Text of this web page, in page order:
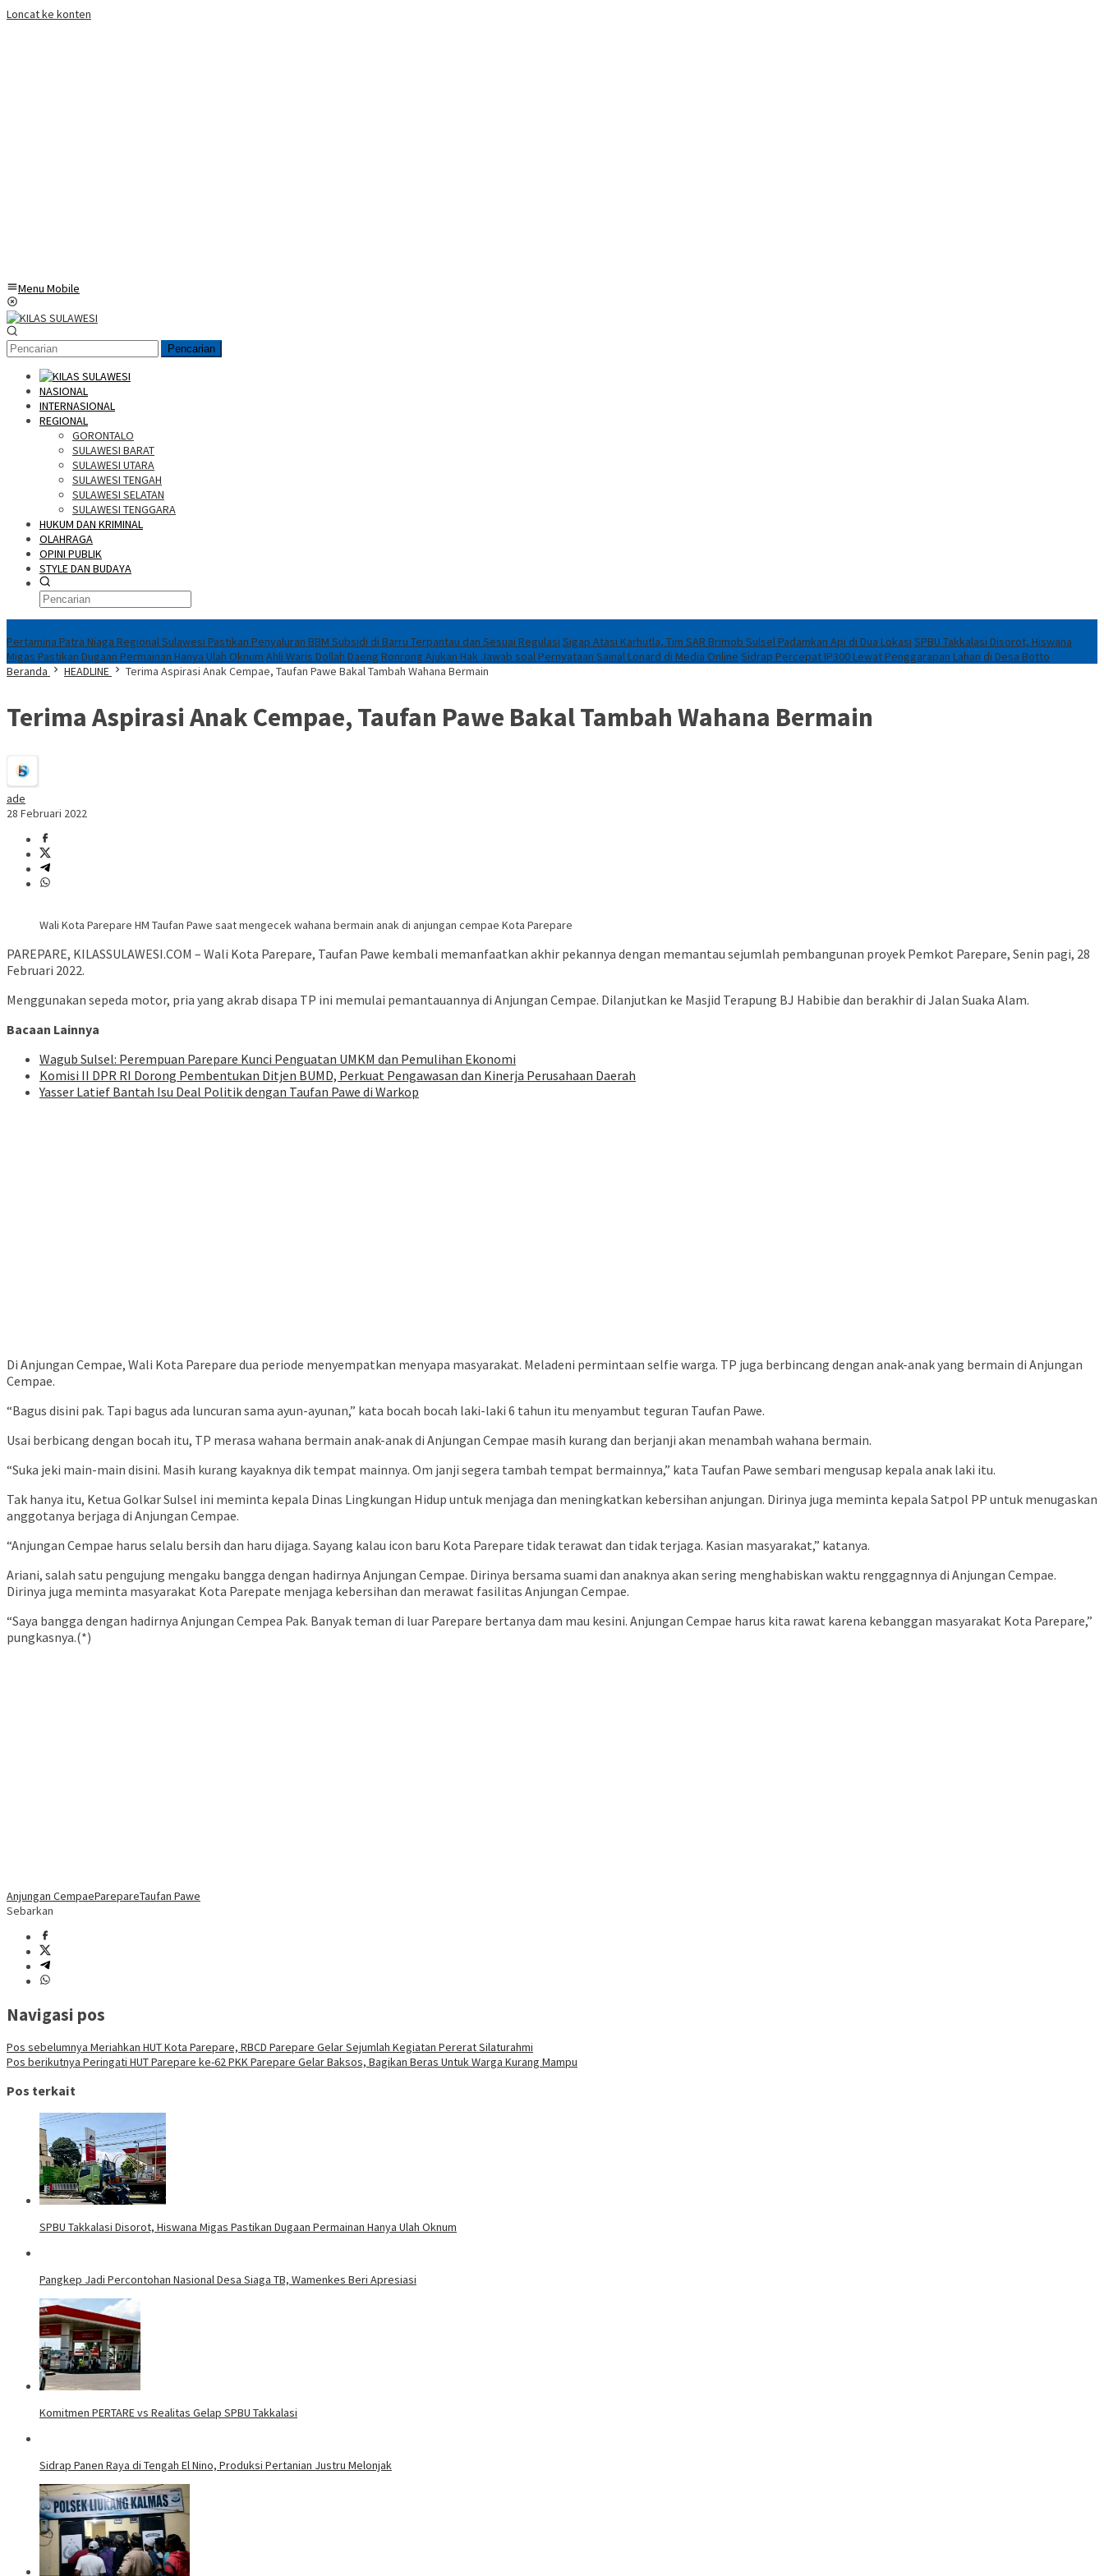
Loncat ke konten
Menu Mobile
Pencarian
NASIONAL
INTERNASIONAL
REGIONAL
GORONTALO
SULAWESI BARAT
SULAWESI UTARA
SULAWESI TENGAH
SULAWESI SELATAN
SULAWESI TENGGARA
HUKUM DAN KRIMINAL
OLAHRAGA
OPINI PUBLIK
STYLE DAN BUDAYA
Pertamina Patra Niaga Regional Sulawesi Pastikan Penyaluran BBM Subsidi di Barru Terpantau dan Sesuai Regulasi Sigap Atasi Karhutla, Tim SAR Brimob Sulsel Padamkan Api di Dua Lokasi SPBU Takkalasi Disorot, Hiswana
Migas Pastikan Dugaan Permainan Hanya Ulah Oknum Ahli Waris Dollah Daeng Ronrong Ajukan Hak Jawab soal Pernyataan Sainal Lonard di Media Online Sidrap Percepat IP300 Lewat Penggarapan Lahan di Desa Botto
Beranda
HEADLINE Terima Aspirasi Anak Cempae, Taufan Pawe Bakal Tambah Wahana Bermain
Terima Aspirasi Anak Cempae, Taufan Pawe Bakal Tambah Wahana Bermain
ade
28 Februari 2022
Wali Kota Parepare HM Taufan Pawe saat mengecek wahana bermain anak di anjungan cempae Kota Parepare
PAREPARE, KILASSULAWESI.COM – Wali Kota Parepare, Taufan Pawe kembali memanfaatkan akhir pekannya dengan memantau sejumlah pembangunan proyek Pemkot Parepare, Senin pagi, 28
Februari 2022.
Menggunakan sepeda motor, pria yang akrab disapa TP ini memulai pemantauannya di Anjungan Cempae. Dilanjutkan ke Masjid Terapung BJ Habibie dan berakhir di Jalan Suaka Alam.
Bacaan Lainnya
Wagub Sulsel: Perempuan Parepare Kunci Penguatan UMKM dan Pemulihan Ekonomi
Komisi II DPR RI Dorong Pembentukan Ditjen BUMD, Perkuat Pengawasan dan Kinerja Perusahaan Daerah
Yasser Latief Bantah Isu Deal Politik dengan Taufan Pawe di Warkop
Di Anjungan Cempae, Wali Kota Parepare dua periode menyempatkan menyapa masyarakat. Meladeni permintaan selfie warga. TP juga berbincang dengan anak-anak yang bermain di Anjungan
Cempae.
“Bagus disini pak. Tapi bagus ada luncuran sama ayun-ayunan,” kata bocah bocah laki-laki 6 tahun itu menyambut teguran Taufan Pawe.
Usai berbicang dengan bocah itu, TP merasa wahana bermain anak-anak di Anjungan Cempae masih kurang dan berjanji akan menambah wahana bermain.
“Suka jeki main-main disini. Masih kurang kayaknya dik tempat mainnya. Om janji segera tambah tempat bermainnya,” kata Taufan Pawe sembari mengusap kepala anak laki itu.
Tak hanya itu, Ketua Golkar Sulsel ini meminta kepala Dinas Lingkungan Hidup untuk menjaga dan meningkatkan kebersihan anjungan. Dirinya juga meminta kepala Satpol PP untuk menugaskan
anggotanya berjaga di Anjungan Cempae.
“Anjungan Cempae harus selalu bersih dan haru dijaga. Sayang kalau icon baru Kota Parepare tidak terawat dan tidak terjaga. Kasian masyarakat,” katanya.
Ariani, salah satu pengujung mengaku bangga dengan hadirnya Anjungan Cempae. Dirinya bersama suami dan anaknya akan sering menghabiskan waktu renggagnnya di Anjungan Cempae.
Dirinya juga meminta masyarakat Kota Parepate menjaga kebersihan dan merawat fasilitas Anjungan Cempae.
“Saya bangga dengan hadirnya Anjungan Cempea Pak. Banyak teman di luar Parepare bertanya dam mau kesini. Anjungan Cempae harus kita rawat karena kebanggan masyarakat Kota Parepare,”
pungkasnya.(*)
Anjungan CempaeParepareTaufan Pawe
Sebarkan
Navigasi pos
Pos sebelumnya Meriahkan HUT Kota Parepare, RBCD Parepare Gelar Sejumlah Kegiatan Pererat Silaturahmi
Pos berikutnya Peringati HUT Parepare ke-62 PKK Parepare Gelar Baksos, Bagikan Beras Untuk Warga Kurang Mampu
Pos terkait
SPBU Takkalasi Disorot, Hiswana Migas Pastikan Dugaan Permainan Hanya Ulah Oknum
Pangkep Jadi Percontohan Nasional Desa Siaga TB, Wamenkes Beri Apresiasi
Komitmen PERTARE vs Realitas Gelap SPBU Takkalasi
Sidrap Panen Raya di Tengah El Nino, Produksi Pertanian Justru Melonjak